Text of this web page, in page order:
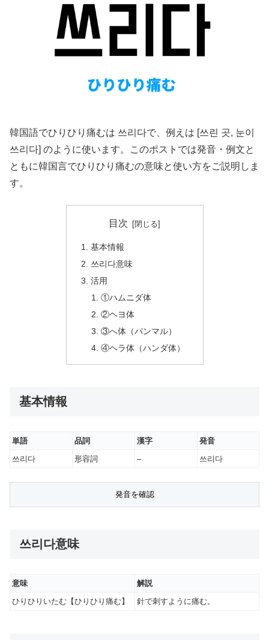
韓国語でひりひり痛むは 쓰리다で、例えは [쓰린 곳, 눈이
쓰리다] のように使います。このポストでは発音・例文と
ともに韓国言でひりひり痛むの意味と使い方をご説明しま
す。
目次
基本情報
쓰리다意味
活用
①ハムニダ体
②ヘヨ体
③へ体（パンマル）
④ヘラ体（ハンダ体）
基本情報
単語 品詞 漢字
発音
쓰리다
形容詞 – 쓰리다
쓰리다意味
意味
解説
ひりひりいたむ【ひりひり痛む】
針で刺すように痛む。